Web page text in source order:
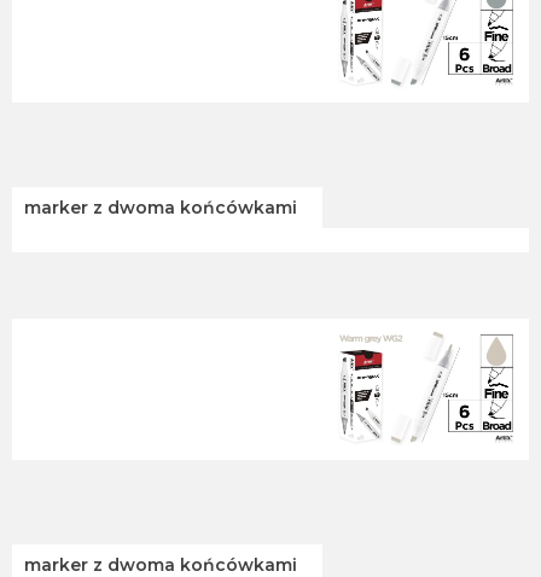
marker z dwoma końcówkami
marker z dwoma końcówkami